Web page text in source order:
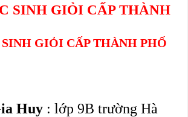
SINH GIỎI CẤP THÀNH
GIỎI CẤP THÀNH PHỐ
Huy : lớp 9B trường Hà